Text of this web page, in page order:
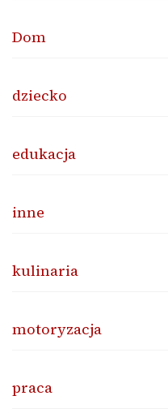
Dom
dziecko
edukacja
inne
kulinaria
motoryzacja
praca